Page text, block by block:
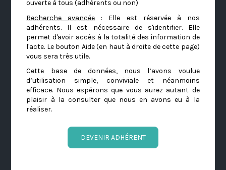
ouverte à tous (adhérents ou non)
Recherche avancée : Elle est réservée à nos
adhérents. Il est nécessaire de s'identifier. Elle
permet d'avoir accès à la totalité des information de
l'acte. Le bouton Aide (en haut à droite de cette page)
vous sera très utile.
Cette base de données, nous l’avons voulue
d’utilisation simple, conviviale et néanmoins
efficace. Nous espérons que vous aurez autant de
plaisir à la consulter que nous en avons eu à la
réaliser.
DEVENIR ADHÉRENT